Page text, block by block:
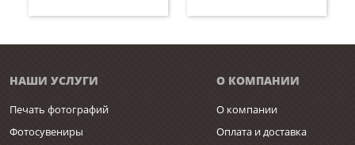
НАШИ УСЛУГИ
Печать фотографий
Фотосувениры
О КОМПАНИИ
О компании
Оплата и доставка